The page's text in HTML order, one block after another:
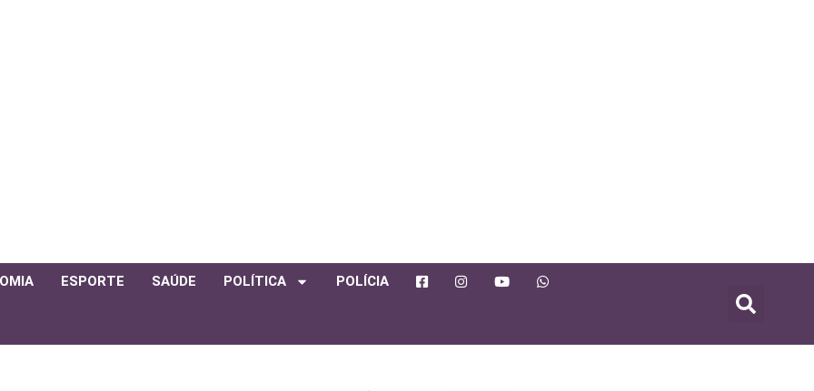
ESPORTE SAÚDE POLÍTICA POLÍCIA